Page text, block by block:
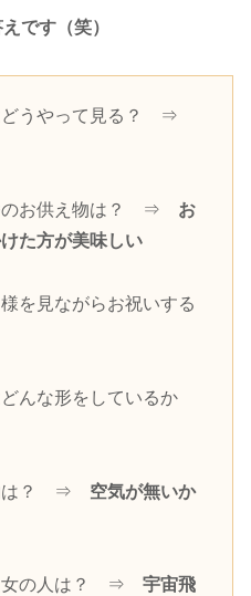
です（笑）
どうやって見る？ ⇒
のお供え物は？ ⇒ お
た方が美味しい
を見ながらお祝いする
んな形をしているか
は？ ⇒ 空気が無いか
女の人は？ ⇒ 宇宙飛